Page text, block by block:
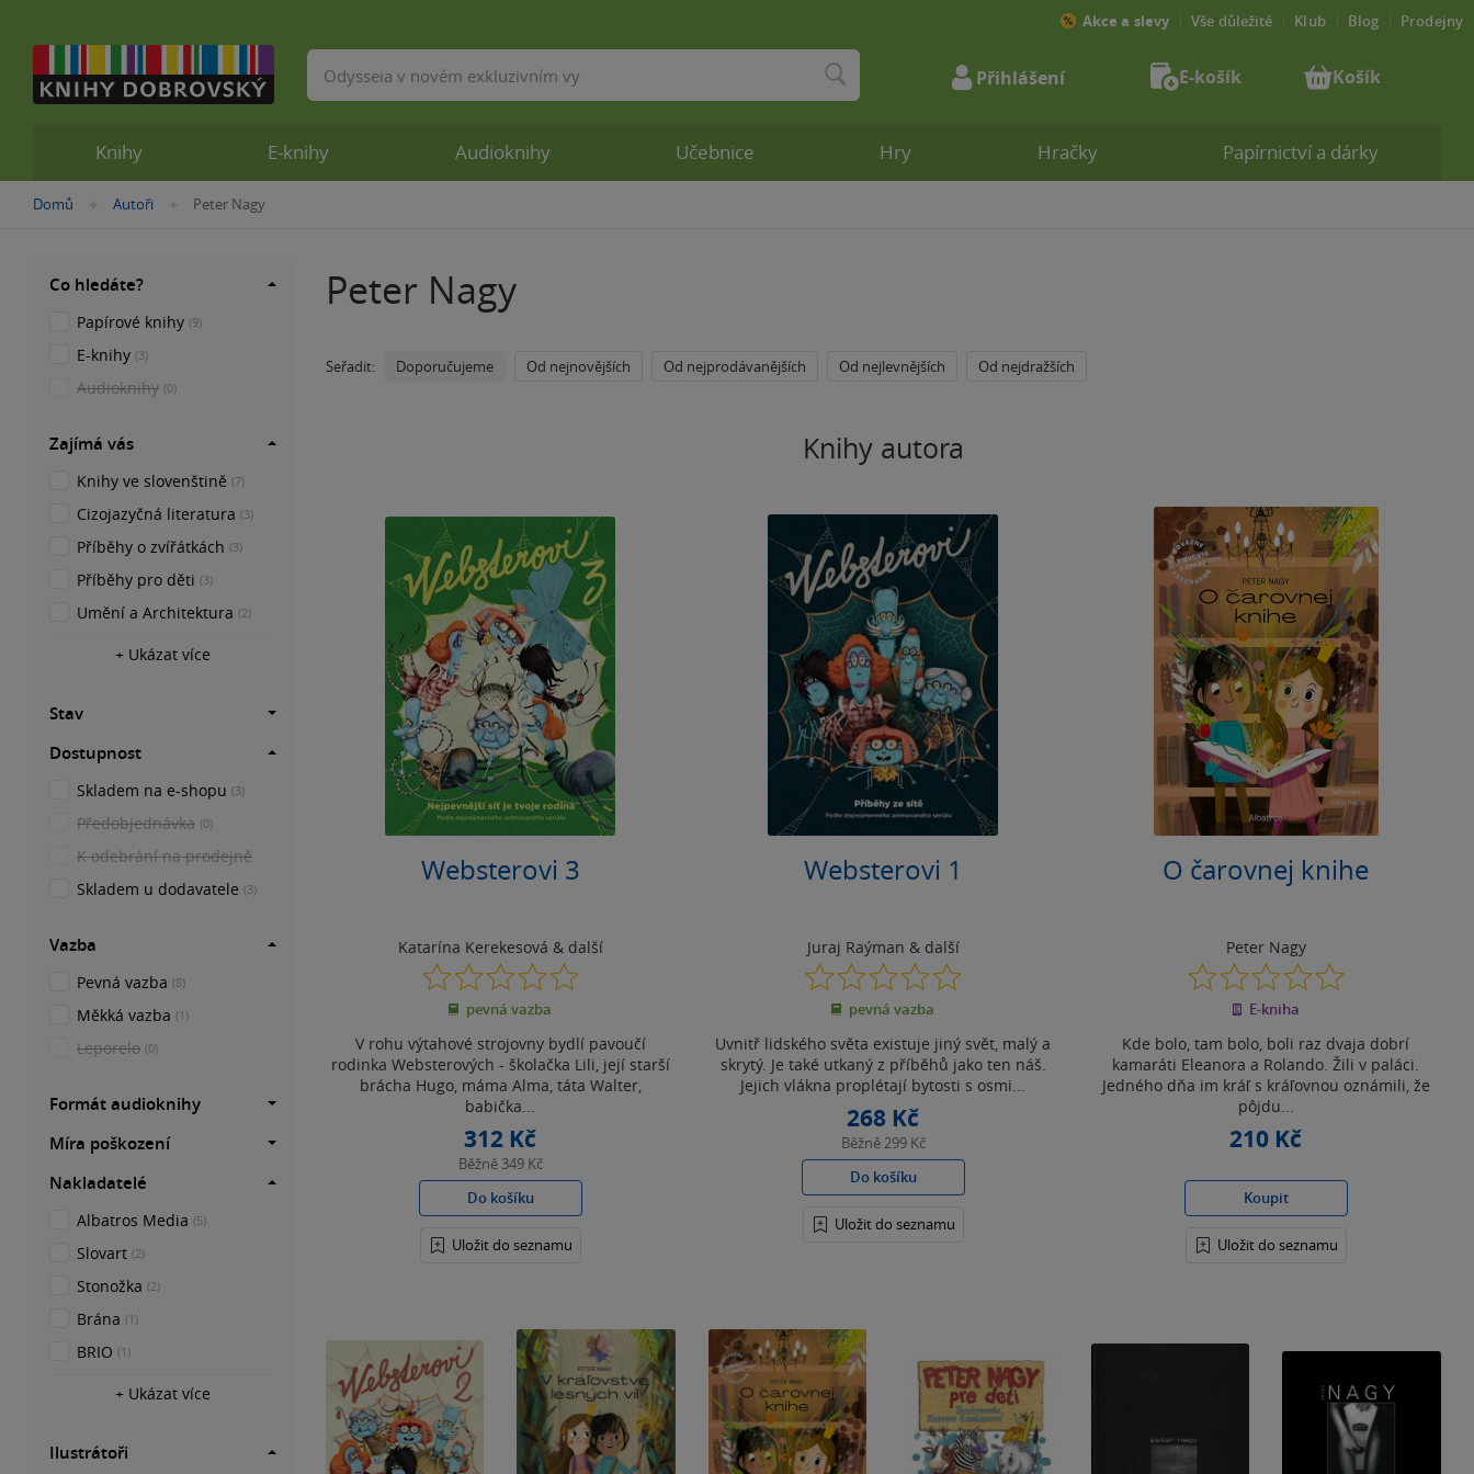
Nacházíte
Domů »Autoři »Peter Nagy
Peter Nagy
Seřadit: Doporučujeme Od nejnovějších Od nejprodávanějších Od nejlevnějších Od nejdražších
Knihy autora
Websterovi 3
Katarína Kerekesová & další
0.0
z
5
pevná vazba
V rohu výtahové strojovny bydlí pavoučí
rodinka Websterových - školačka Lili, její starší
brácha Hugo, máma Alma, táta Walter,
babička...
312 Kč
Běžně 349 Kč
Do košíku
Uložit do seznamu
Websterovi 1
Juraj Raýman & další
0.0
z
5
pevná vazba
Uvnitř lidského světa existuje jiný svět, malý a
skrytý. Je také utkaný z příběhů jako ten náš.
Jejich vlákna proplétají bytosti s osmi...
268 Kč
Běžně 299 Kč
Do košíku
Uložit do seznamu
O čarovnej knihe
Peter Nagy
0.0
z
5
E-kniha
Kde bolo, tam bolo, boli raz dvaja dobrí
kamaráti Eleanora a Rolando. Žili v paláci.
Jedného dňa im kráľ s kráľovnou oznámili, že
pôjdu...
210 Kč
Koupit
Uložit do seznamu
Co hledáte?
Papírové knihy (9)
E-knihy (3)
Audioknihy (0)
Zajímá vás
Knihy ve slovenštině (7)
Cizojazyčná literatura (3)
Příběhy o zvířátkách (3)
Příběhy pro děti (3)
Umění a Architektura (2)
+ Ukázat více
Stav
Dostupnost
Skladem na e-shopu (3)
Předobjednávka (0)
K odebrání na prodejně
Skladem u dodavatele (3)
Vazba
Pevná vazba (8)
Měkká vazba (1)
Leporelo (0)
Formát audioknihy
Míra poškození
Nakladatelé
Albatros Media (5)
Slovart (2)
Stonožka (2)
Brána (1)
BRIO (1)
+ Ukázat více
Ilustrátoři
Knihy E-knihy Audioknihy Učebnice Hry Hračky Papírnictví a dárky
Akce a slevy Vše důležité Klub Blog Prodejny
Vyhledávání Přihlášení E-košík Košík